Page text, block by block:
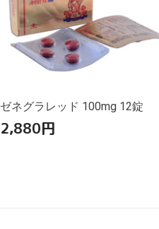
ゼネグラレッド 100mg 12錠
2,880円